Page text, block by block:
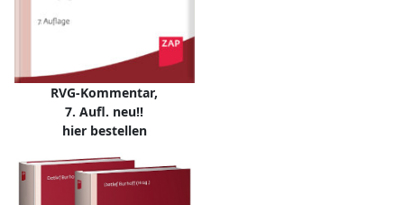
RVG-Kommentar,
7. Aufl. neu!!
hier bestellen